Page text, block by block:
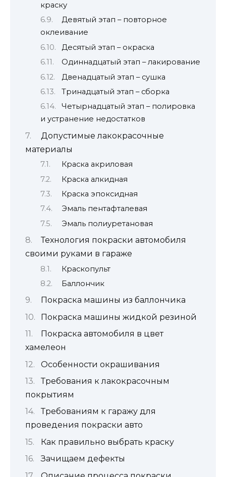
краску
Девятый этап – повторное
оклеивание
Десятый этап – окраска
Одиннадцатый этап – лакирование
Двенадцатый этап – сушка
Тринадцатый этап – сборка
Четырнадцатый этап – полировка
и устранение недостатков
Допустимые лакокрасочные
материалы
Краска акриловая
Краска алкидная
Краска эпоксидная
Эмаль пентафталевая
Эмаль полиуретановая
Технология покраски автомобиля
своими руками в гараже
Краскопульт
Баллончик
Покраска машины из баллончика
Покраска машины жидкой резиной
Покраска автомобиля в цвет
хамелеон
Особенности окрашивания
Требования к лакокрасочным
покрытиям
Требованиям к гаражу для
проведения покраски авто
Как правильно выбрать краску
Зачищаем дефекты